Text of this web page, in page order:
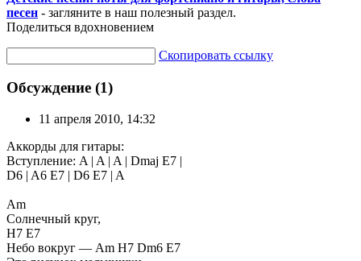
песен - загляните в наш полезный раздел.
Поделиться вдохновением
Скопировать ссылку
Обсуждение (1)
11 апреля 2010, 14:32
Аккорды для гитары:
Вступление: A | A | A | Dmaj E7 |
D6 | A6 E7 | D6 E7 | A
Am
Солнечный круг,
H7 E7
Небо вокруг — Am H7 Dm6 E7